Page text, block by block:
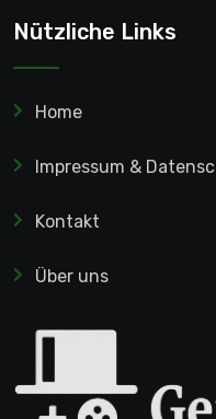
Nützliche Links
Home
Impressum &
Kontakt
Über uns